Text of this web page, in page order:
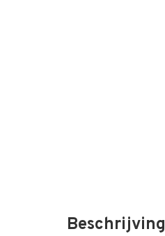
Beschrijving